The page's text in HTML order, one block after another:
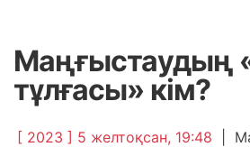
Маңғыстаудың
тұлғасы» кім?
[ 2023 ] 5 желтоқсан, 19:48